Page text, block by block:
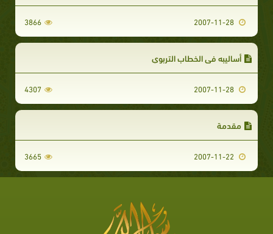
3866
أساليبه في الخطاب التربوي
4307
مقدمة
3665